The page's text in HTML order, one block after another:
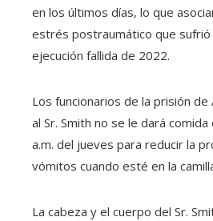
en los últimos días, lo que
estrés postraumático que sufrió
ejecución fallida de 2022.
Los funcionarios de la prisión de
al Sr. Smith no se le dará
a.m. del jueves para reducir la
vómitos cuando esté en la
La cabeza y el cuerpo del Sr.